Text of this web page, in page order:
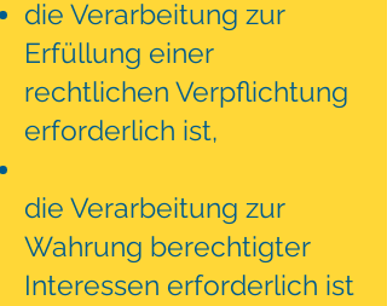
die Verarbeitung zur
Erfüllung einer
rechtlichen Verpflichtung
erforderlich ist,
die Verarbeitung zur
Wahrung berechtigter
Interessen erforderlich ist